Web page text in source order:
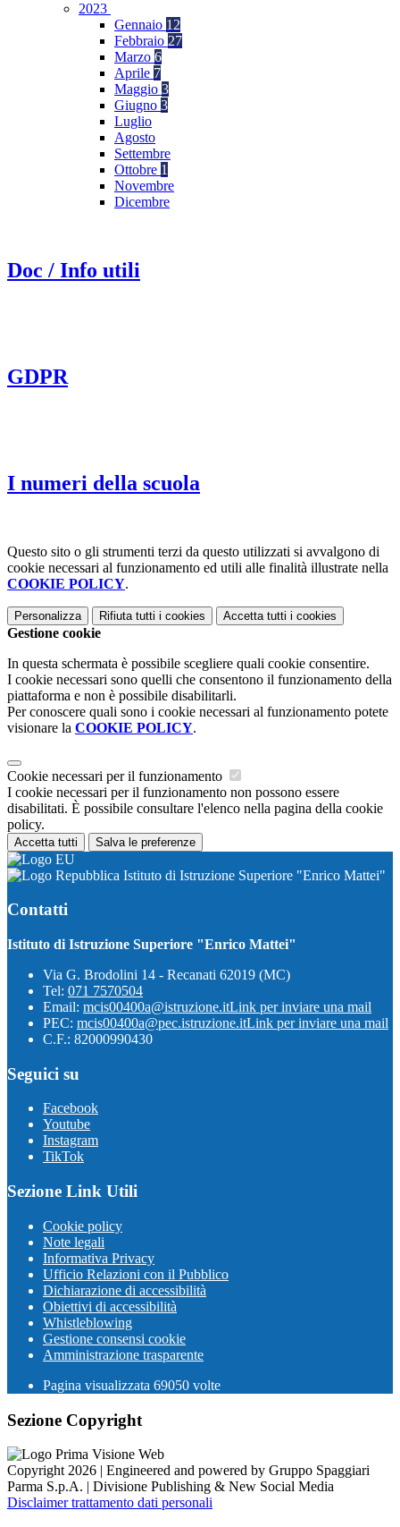
2023
Gennaio 12
Febbraio 27
Marzo 6
Aprile 7
Maggio 3
Giugno 3
Luglio
Agosto
Settembre
Ottobre 1
Novembre
Dicembre
Doc / Info utili
GDPR
I numeri della scuola
Questo sito o gli strumenti terzi da questo utilizzati si avvalgono di
cookie necessari al funzionamento ed utili alle finalità illustrate nella
COOKIE POLICY.
Personalizza Rifiuta tutti i cookies Accetta tutti i cookies
Gestione cookie
In questa schermata è possibile scegliere quali cookie consentire.
I cookie necessari sono quelli che consentono il funzionamento della
piattaforma e non è possibile disabilitarli.
Per conoscere quali sono i cookie necessari al funzionamento potete
visionare la COOKIE POLICY.
Cookie necessari per il funzionamento
I cookie necessari per il funzionamento non possono essere
disabilitati. È possibile consultare l'elenco nella pagina della cookie
policy.
Accetta tutti Salva le preferenze
Istituto di Istruzione Superiore "Enrico Mattei"
Contatti
Istituto di Istruzione Superiore "Enrico Mattei"
Via G. Brodolini 14 - Recanati 62019 (MC)
Tel: 071 7570504
Email: mcis00400a@istruzione.itLink per inviare una mail
PEC: mcis00400a@pec.istruzione.itLink per inviare una mail
C.F.: 82000990430
Seguici su
Facebook
Youtube
Instagram
TikTok
Sezione Link Utili
Cookie policy
Note legali
Informativa Privacy
Ufficio Relazioni con il Pubblico
Dichiarazione di accessibilità
Obiettivi di accessibilità
Whistleblowing
Gestione consensi cookie
Amministrazione trasparente
Pagina visualizzata 69050 volte
Sezione Copyright
Copyright 2026 | Engineered and powered by Gruppo Spaggiari
Parma S.p.A. | Divisione Publishing & New Social Media
Disclaimer trattamento dati personali